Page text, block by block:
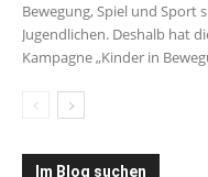
Bewegung, Spiel und Sport
Jugendlichen. Deshalb hat
Kampagne „Kinder in
Im Blog suchen